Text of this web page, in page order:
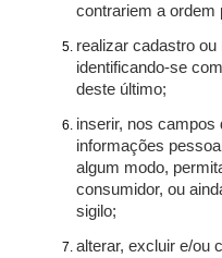
contrariem a ordem
realizar cadastro
identificando-se
deste último;
inserir, nos campos
informações
algum modo,
consumidor, ou
sigilo;
alterar, excluir e/ou